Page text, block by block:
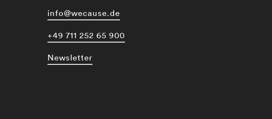
info@wecause.de
+49 711 252 65 900
Newsletter